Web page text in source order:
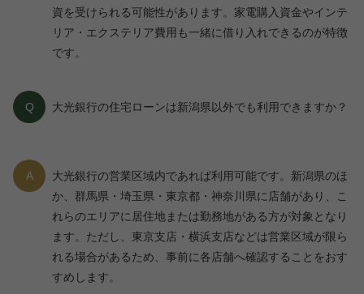
資を受けられる可能性があります。家電購入資金やインテ
リア・エクステリア費用も一緒に借り入れできるのが特徴
です。
Q 大光銀行の住宅ローンは新潟県以外でも利用できますか？
A
大光銀行の営業区域内であれば利用可能です。新潟県のほ
か、群馬県・埼玉県・東京都・神奈川県に店舗があり、こ
れらのエリアに居住地または勤務地がある方が対象となり
ます。ただし、東京支店・横浜支店などは営業区域が限ら
れる場合があるため、事前に各店舗へ確認することをおす
すめします。